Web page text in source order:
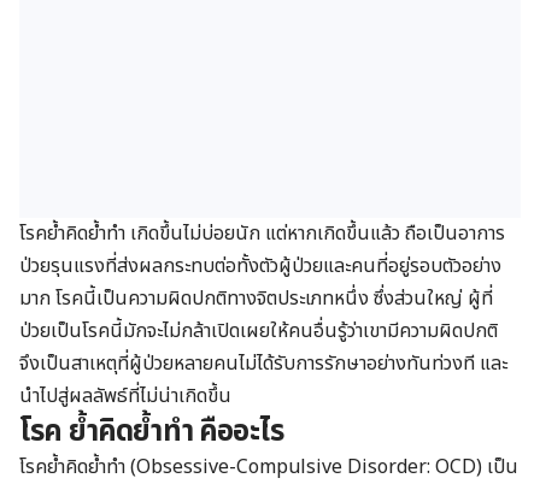
โรคย้ำคิดย้ำทำ เกิดขึ้นไม่บ่อยนัก แต่หากเกิดขึ้นแล้ว ถือเป็นอาการ
ป่วยรุนแรงที่ส่งผลกระทบต่อทั้งตัวผู้ป่วยและคนที่อยู่รอบตัวอย่าง
มาก โรคนี้เป็นความผิดปกติทางจิตประเภทหนึ่ง ซึ่งส่วนใหญ่ ผู้ที่
ป่วยเป็นโรคนี้มักจะไม่กล้าเปิดเผยให้คนอื่นรู้ว่าเขามีความผิดปกติ
จึงเป็นสาเหตุที่ผู้ป่วยหลายคนไม่ได้รับการรักษาอย่างทันท่วงที และ
นำไปสู่ผลลัพธ์ที่ไม่น่าเกิดขึ้น
โรค ย้ำคิดย้ำทำ คืออะไร
โรคย้ำคิดย้ำทำ (Obsessive-Compulsive Disorder: OCD) เป็น